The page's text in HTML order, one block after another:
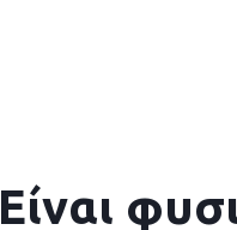
Είναι